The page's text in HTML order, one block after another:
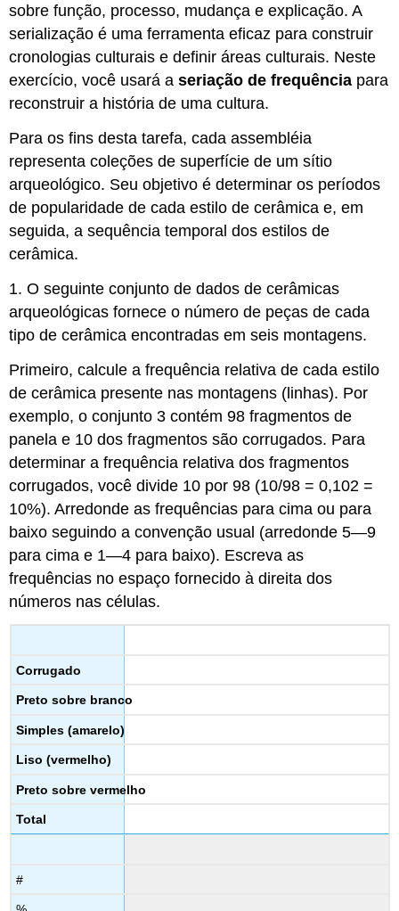
sobre função, processo, mudança e explicação. A
serialização é uma ferramenta eficaz para construir
cronologias culturais e definir áreas culturais. Neste
exercício, você usará aseriação de frequência para
reconstruir a história de uma cultura.
Para os fins desta tarefa, cada assembléia
representa coleções de superfície de um sítio
arqueológico. Seu objetivo é determinar os períodos
de popularidade de cada estilo de cerâmica e, em
seguida, a sequência temporal dos estilos de
cerâmica.
1. O seguinte conjunto de dados de cerâmicas
arqueológicas fornece o número de peças de cada
tipo de cerâmica encontradas em seis montagens.
Primeiro, calcule a frequência relativa de cada estilo
de cerâmica presente nas montagens (linhas). Por
exemplo, o conjunto 3 contém 98 fragmentos de
panela e 10 dos fragmentos são corrugados. Para
determinar a frequência relativa dos fragmentos
corrugados, você divide 10 por 98 (10/98 = 0,102 =
10%). Arredonde as frequências para cima ou para
baixo seguindo a convenção usual (arredonde 5—9
para cima e 1—4 para baixo). Escreva as
frequências no espaço fornecido à direita dos
números nas células.
Corrugado
Preto sobre branco
Simples (amarelo)
Liso (vermelho)
Preto sobre vermelho
Total
#